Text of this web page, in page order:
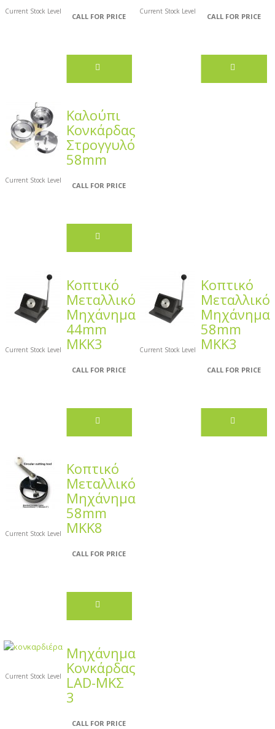
Current Stock Level
CALL FOR PRICE
Current Stock Level
CALL FOR PRICE
Current Stock Level
Καλούπι
Κονκάρδας
Στρογγυλό
58mm
CALL FOR PRICE
Current Stock Level
Κοπτικό
Μεταλλικό
Μηχάνημα
44mm
MKK3
CALL FOR PRICE
Current Stock Level
Κοπτικό
Μεταλλικό
Μηχάνημα
58mm
MKK3
CALL FOR PRICE
Current Stock Level
Κοπτικό
Μεταλλικό
Μηχάνημα
58mm
MKK8
CALL FOR PRICE
Current Stock Level
Μηχάνημα
Κονκάρδας
LAD-ΜΚΣ
3
CALL FOR PRICE